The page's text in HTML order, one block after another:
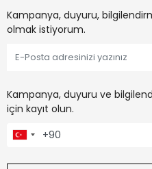
Kampanya, duyuru,
olmak istiyorum.
Kampanya, duyuru ve
için kayıt olun.